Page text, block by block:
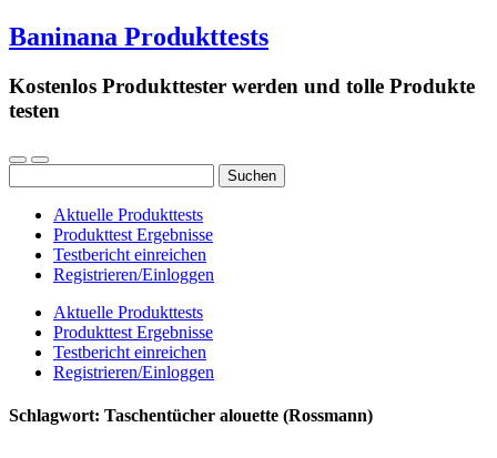
Baninana Produkttests
Kostenlos Produkttester werden und tolle Produkte
testen
nach:
Aktuelle Produkttests
Produkttest Ergebnisse
Testbericht einreichen
Registrieren/Einloggen
Aktuelle Produkttests
Produkttest Ergebnisse
Testbericht einreichen
Registrieren/Einloggen
Schlagwort: Taschentücher alouette (Rossmann)